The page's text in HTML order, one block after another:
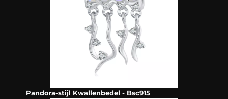
Pandora-stijl Kwallenbedel - Bsc915